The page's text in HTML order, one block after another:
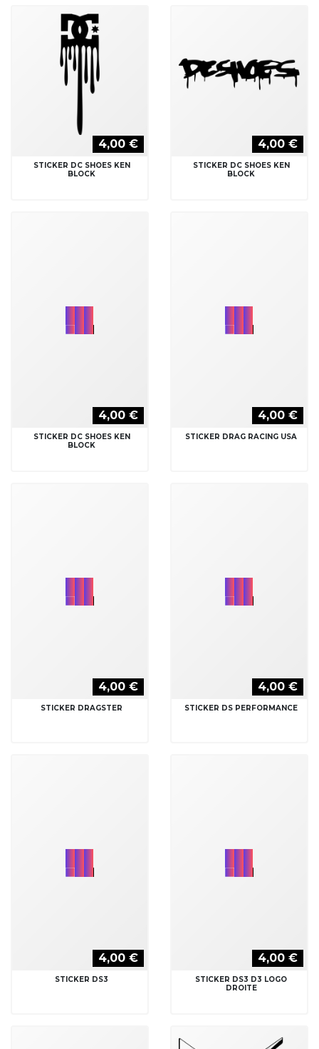
4,00 €
STICKER DC SHOES KEN
BLOCK
4,00 €
STICKER DC SHOES KEN
BLOCK
4,00 €
STICKER DC SHOES KEN
BLOCK
4,00 €
STICKER DRAG RACING USA
4,00 €
STICKER DRAGSTER
4,00 €
STICKER DS PERFORMANCE
4,00 €
STICKER DS3
4,00 €
STICKER DS3 D3 LOGO
DROITE